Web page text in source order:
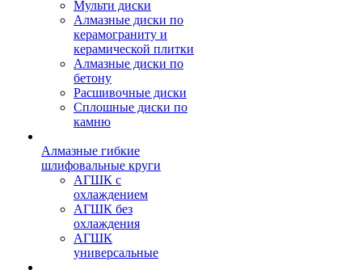
Мульти диски
Алмазные диски по
керамограниту и
керамической плитки
Алмазные диски по
бетону
Расшивочные диски
Сплошные диски по
камню
Алмазные гибкие
шлифовальные круги
АГШК с
охлаждением
АГШК без
охлаждения
АГШК
универсальные